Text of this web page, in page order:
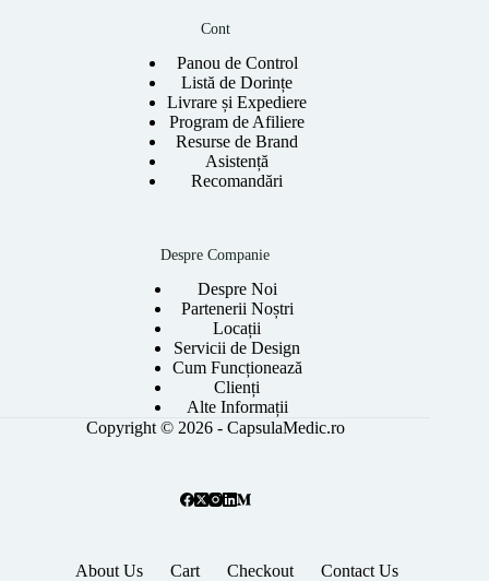
Cont
Panou de Control
Listă de Dorințe
Livrare și Expediere
Program de Afiliere
Resurse de Brand
Asistență
Recomandări
Despre Companie
Despre Noi
Partenerii Noștri
Locații
Servicii de Design
Cum Funcționează
Clienți
Alte Informații
Copyright © 2026 - CapsulaMedic.ro
About Us Cart Checkout Contact Us